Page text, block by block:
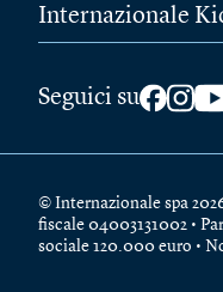
Internazionale
Seguici su
© Internazionale spa
fiscale 04003131002 •
sociale 120.000 euro •